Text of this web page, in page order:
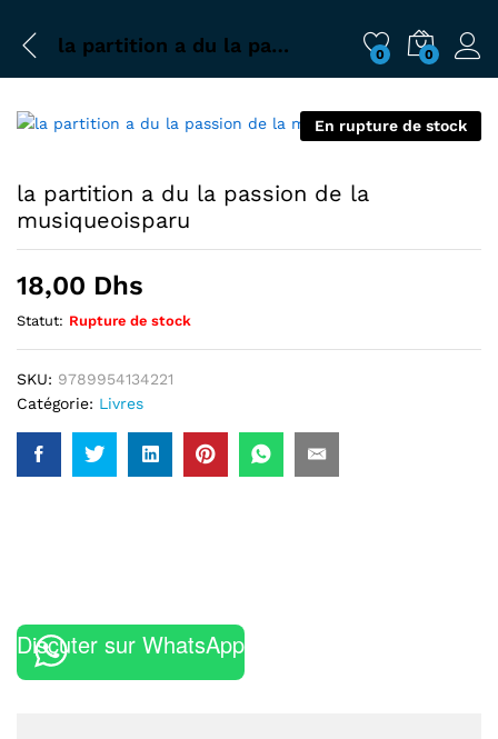
la partition a du la passion de la musiqueoisparu 0 0
En rupture de stock
la partition a du la passion de la
musiqueoisparu
18,00 Dhs
Statut: Rupture de stock
SKU: 9789954134221
Catégorie: Livres
Discuter sur WhatsApp